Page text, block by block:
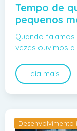
Tempo de
pequenos
Quando
vezes ouvimos
Leia mais
Desenvolvimento